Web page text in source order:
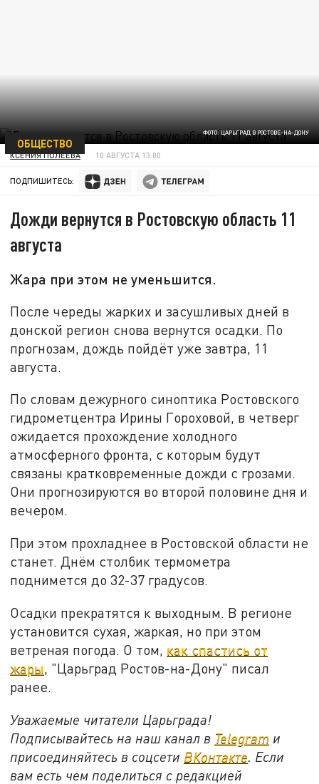
ФОТО: ЦАРЬГРАД В РОСТОВЕ-НА-ДОНУ
ОБЩЕСТВО
КСЕНИЯ ПОЛЕЕВА 10 АВГУСТА 13:00
ПОДПИШИТЕСЬ:
Дожди вернутся в Ростовскую область 11
августа
Жара при этом не уменьшится.
После череды жарких и засушливых дней в
донской регион снова вернутся осадки. По
прогнозам, дождь пойдёт уже завтра, 11
августа.
По словам дежурного синоптика Ростовского
гидрометцентра Ирины Гороховой, в четверг
ожидается прохождение холодного
атмосферного фронта, с которым будут
связаны кратковременные дожди с грозами.
Они прогнозируются во второй половине дня и
вечером.
При этом прохладнее в Ростовской области не
станет. Днём столбик термометра
поднимется до 32-37 градусов.
Осадки прекратятся к выходным. В регионе
установится сухая, жаркая, но при этом
ветреная погода. О том, как спастись от
жары, "Царьград Ростов-на-Дону" писал
ранее.
Уважаемые читатели Царьграда!
Подписывайтесь на наш канал в Telegram и
присоединяйтесь в соцсети ВКонтакте . Если
вам есть чем поделиться с редакцией